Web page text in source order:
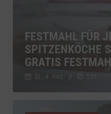
FESTMAHL FÜR
SPITZENKÖCHE
GRATIS
Di., 4. Aug.